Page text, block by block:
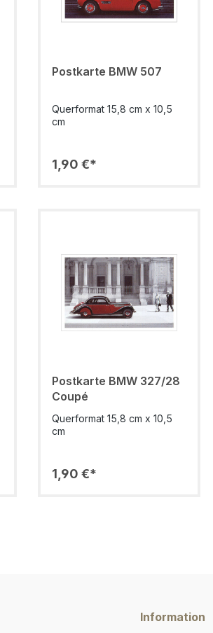
Postkarte BMW 507
Querformat 15,8 cm x 10,5
cm
1,90 €*
Postkarte BMW 327/28
Coupé
Querformat 15,8 cm x 10,5
cm
1,90 €*
Information